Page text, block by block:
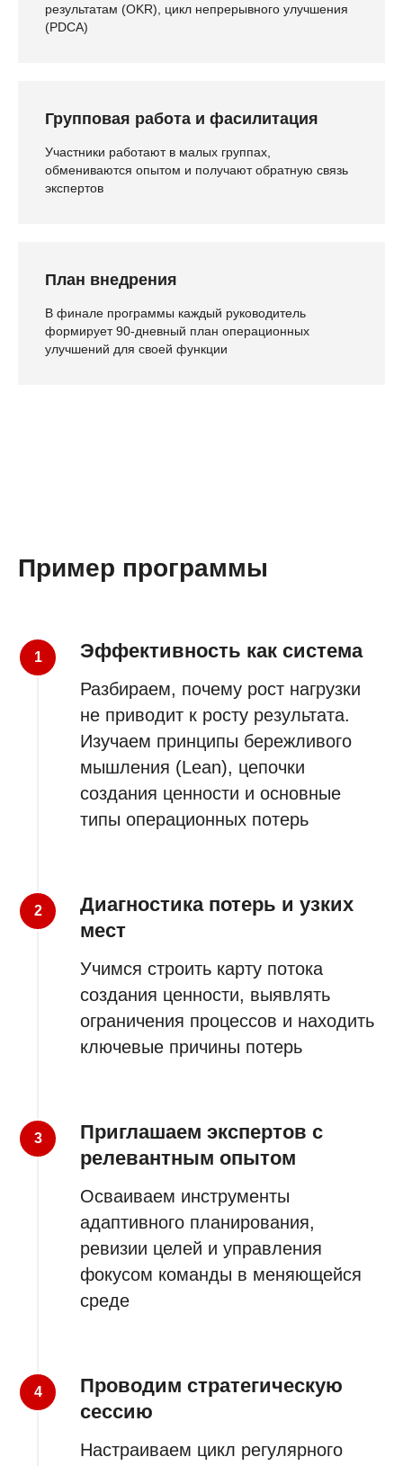
результатам (OKR), цикл непрерывного улучшения
(PDCA)
Групповая работа и фасилитация
Участники работают в малых группах,
обмениваются опытом и получают обратную связь
экспертов
План внедрения
В финале программы каждый руководитель
формирует 90-дневный план операционных
улучшений для своей функции
Пример программы
Эффективность как система
Разбираем, почему рост нагрузки
не приводит к росту результата.
Изучаем принципы бережливого
мышления (Lean), цепочки
создания ценности и основные
типы операционных потерь
Диагностика потерь и узких
мест
Учимся строить карту потока
создания ценности, выявлять
ограничения процессов и находить
ключевые причины потерь
Приглашаем экспертов с
релевантным опытом
Осваиваем инструменты
адаптивного планирования,
ревизии целей и управления
фокусом команды в меняющейся
среде
Проводим стратегическую
сессию
Настраиваем цикл регулярного